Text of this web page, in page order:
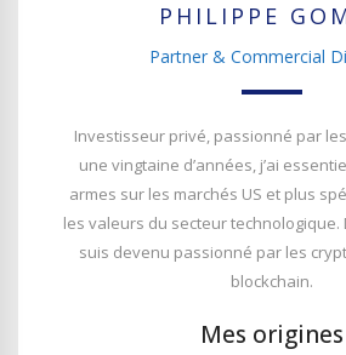
PHILIPPE
Partner & Commercial
Investisseur privé, passionné par
une vingtaine d’années, j’ai
armes sur les marchés US et plus
les valeurs du secteur technologique.
suis devenu passionné par les
blockchain.
Mes origines